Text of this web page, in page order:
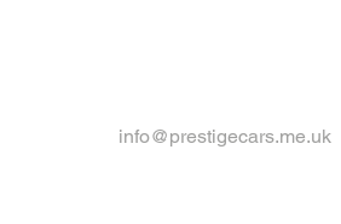
info@prestigecars.me.uk